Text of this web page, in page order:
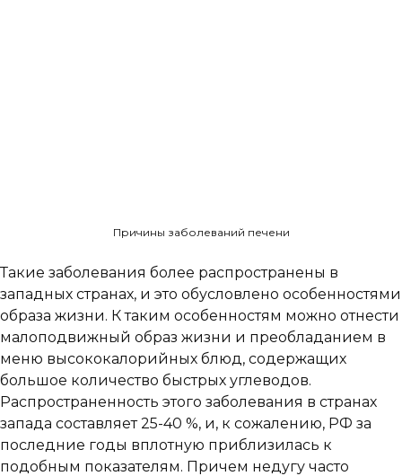
Причины заболеваний печени
Такие заболевания более распространены в
западных странах, и это обусловлено особенностями
образа жизни. К таким особенностям можно отнести
малоподвижный образ жизни и преобладанием в
меню высококалорийных блюд, содержащих
большое количество быстрых углеводов.
Распространенность этого заболевания в странах
запада составляет 25-40 %, и, к сожалению, РФ за
последние годы вплотную приблизилась к
подобным показателям. Причем недугу часто